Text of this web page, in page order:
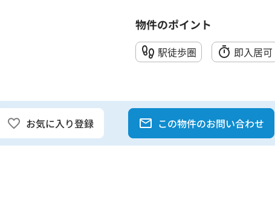
物件のポイント
駅徒歩圏 即入居可
お気に入り登録 この物件のお問い合わせ